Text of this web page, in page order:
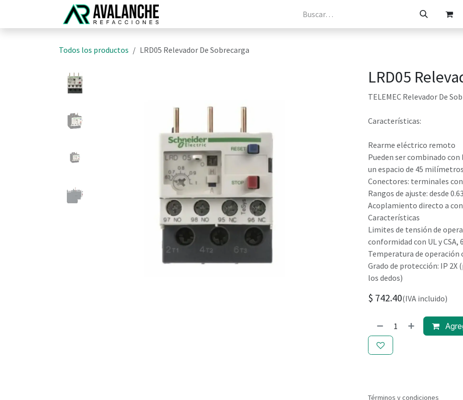
Tienda
Todos los productos LRD05 Relevador De Sobrecarga
LRD05
TELEMEC Relevador De
Características:
Rearme eléctrico remoto
Pueden ser combinado con
un espacio de 45
Conectores: terminales
Rangos de ajuste: desde
Acoplamiento directo a
Características
Limites de tensión de
conformidad con UL y CSA,
Temperatura de operación
Grado de protección: IP
los dedos)
$ 742.40(IVA incluido)
Términos y condiciones